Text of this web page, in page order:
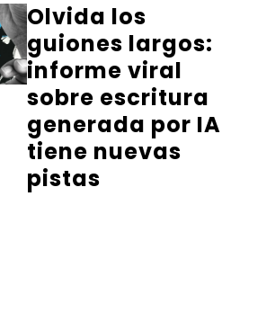
Olvida los
guiones largos:
informe viral
sobre escritura
generada por IA
tiene nuevas
pistas